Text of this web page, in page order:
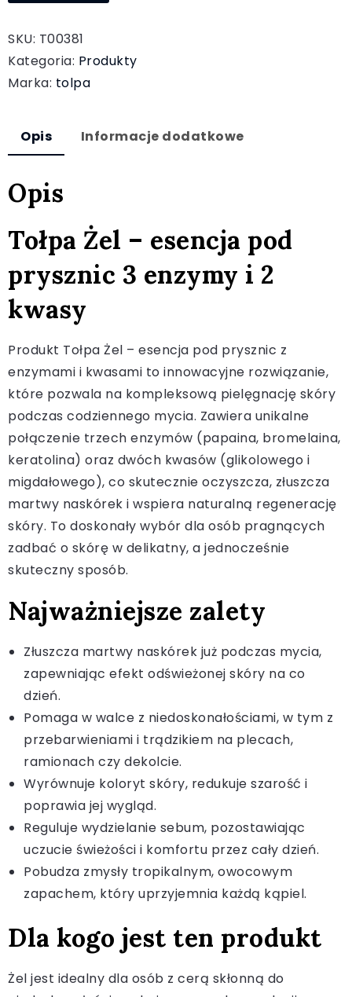
SKU: T00381
Kategoria: Produkty
Marka: tolpa
Opis Informacje dodatkowe
Opis
Tołpa Żel – esencja pod
prysznic 3 enzymy i 2
kwasy
Produkt Tołpa Żel – esencja pod prysznic z
enzymami i kwasami to innowacyjne rozwiązanie,
które pozwala na kompleksową pielęgnację skóry
podczas codziennego mycia. Zawiera unikalne
połączenie trzech enzymów (papaina, bromelaina,
keratolina) oraz dwóch kwasów (glikolowego i
migdałowego), co skutecznie oczyszcza, złuszcza
martwy naskórek i wspiera naturalną regenerację
skóry. To doskonały wybór dla osób pragnących
zadbać o skórę w delikatny, a jednocześnie
skuteczny sposób.
Najważniejsze zalety
Złuszcza martwy naskórek już podczas mycia,
zapewniając efekt odświeżonej skóry na co
dzień.
Pomaga w walce z niedoskonałościami, w tym z
przebarwieniami i trądzikiem na plecach,
ramionach czy dekolcie.
Wyrównuje koloryt skóry, redukuje szarość i
poprawia jej wygląd.
Reguluje wydzielanie sebum, pozostawiając
uczucie świeżości i komfortu przez cały dzień.
Pobudza zmysły tropikalnym, owocowym
zapachem, który uprzyjemnia każdą kąpiel.
Dla kogo jest ten produkt
Żel jest idealny dla osób z cerą skłonną do